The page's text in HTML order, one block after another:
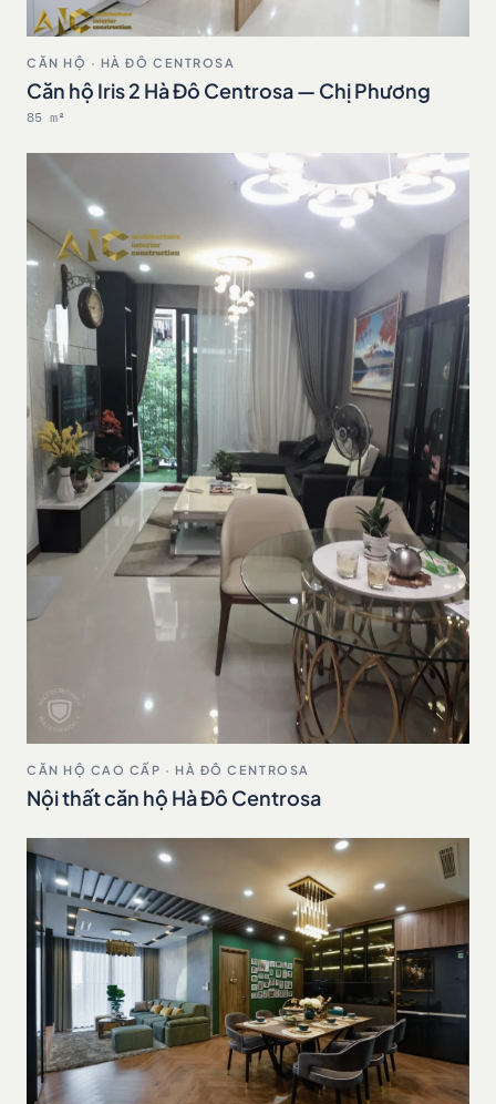
CĂN HỘ · HÀ ĐÔ CENTROSA
Căn hộ Iris 2 Hà Đô Centrosa — Chị Phương
85 m²
CĂN HỘ CAO CẤP · HÀ ĐÔ CENTROSA
Nội thất căn hộ Hà Đô Centrosa